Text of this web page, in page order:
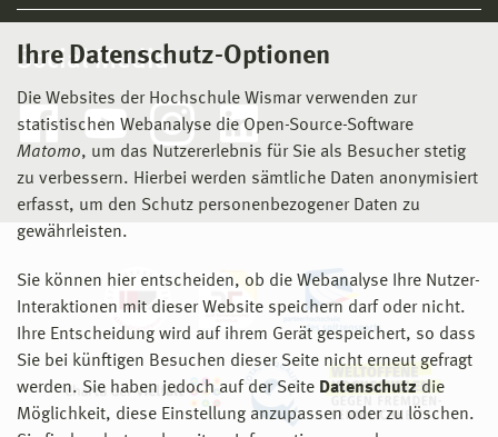
Ihre Datenschutz-Optionen
Die Websites der Hochschule Wismar verwenden zur
statistischen Webanalyse die Open-Source-Software
Matomo, um das Nutzererlebnis für Sie als Besucher stetig
zu verbessern. Hierbei werden sämtliche Daten anonymisiert
erfasst, um den Schutz personenbezogener Daten zu
gewährleisten.
Sie können hier entscheiden, ob die Webanalyse Ihre Nutzer-
Interaktionen mit dieser Website speichern darf oder nicht.
Ihre Entscheidung wird auf ihrem Gerät gespeichert, so dass
Sie bei künftigen Besuchen dieser Seite nicht erneut gefragt
werden. Sie haben jedoch auf der Seite Datenschutz die
Möglichkeit, diese Einstellung anzupassen oder zu löschen.
Social Media